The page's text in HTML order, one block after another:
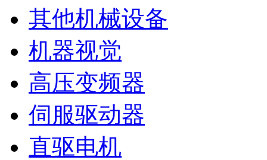
其他机械设备
机器视觉
高压变频器
伺服驱动器
直驱电机